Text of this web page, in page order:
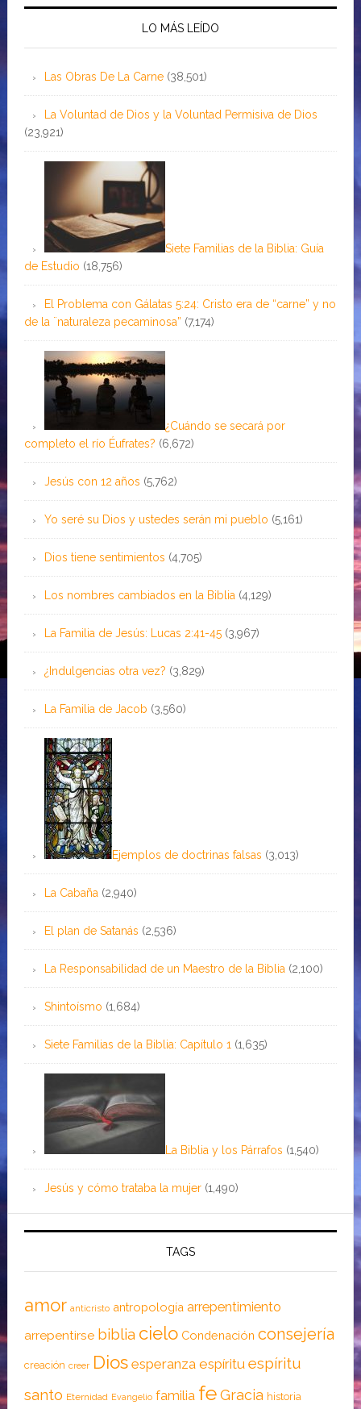
LO MÁS LEÍDO
Las Obras De La Carne (38,501)
La Voluntad de Dios y la Voluntad Permisiva de Dios
(23,921)
Siete Familias de la Biblia: Guía
de Estudio (18,756)
El Problema con Gálatas 5:24: Cristo era de “carne” y no
de la ¨naturaleza pecaminosa” (7,174)
¿Cuándo se secará por
completo el río Éufrates? (6,672)
Jesús con 12 años (5,762)
Yo seré su Dios y ustedes serán mi pueblo (5,161)
Dios tiene sentimientos (4,705)
Los nombres cambiados en la Biblia (4,129)
La Familia de Jesús: Lucas 2:41-45 (3,967)
¿Indulgencias otra vez? (3,829)
La Familia de Jacob (3,560)
Ejemplos de doctrinas falsas (3,013)
La Cabaña (2,940)
El plan de Satanás (2,536)
La Responsabilidad de un Maestro de la Biblia (2,100)
Shintoísmo (1,684)
Siete Familias de la Biblia: Capítulo 1 (1,635)
La Biblia y los Párrafos (1,540)
Jesús y cómo trataba la mujer (1,490)
TAGS
amor anticristo antropología arrepentimiento
arrepentirse biblia cielo Condenación consejería
creación creer Dios esperanza espíritu espíritu
santo Eternidad Evangelio familia feGracia historia